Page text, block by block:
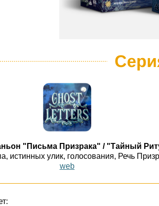
"Письма Призрака" / "Тайный
истинных улик, голосования, Речь
web